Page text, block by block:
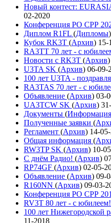
Новый контест:
02-2020
Конференция РО СРР
Диплом R1FL (Дипломы)
Кубок RK3T (Архив) 15-
RA3TT 70 лет - с
Новости с RK3T (Архив)
U3TA SK (Архив) 06-09-
100 лет U3TA -
RA3TAS 70 лет - с
Объявление (Архив) 03-
UA3TCW SK (Архив)
Документы (Информация
Полученные заявки (
Регламент (Архив) 14-
Общая информация (
RW3TP SK (Архив) 10-
С днём Радио! (Архив)
RP74GF (Архив) 02-05-
Объявление (Архив) 09-
R160NN (Архив) 09-03-
Конференция РО СРР
RV3T 80 лет - с юбилеем!
100 лет Нижегородской
11-2018